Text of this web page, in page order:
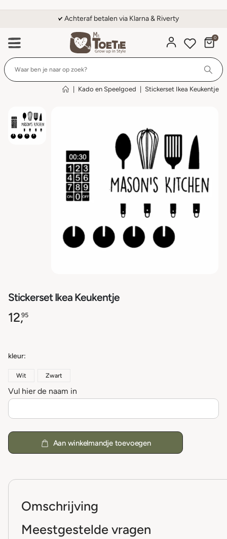
Achteraf betalen via Klarna & Riverty
0
Kado en Speelgoed Stickerset Ikea Keukentje
Stickerset Ikea Keukentje
12,95
kleur
Wit Zwart
Vul hier de naam in
Aan winkelmandje toevoegen
Omschrijving
Meestgestelde vragen